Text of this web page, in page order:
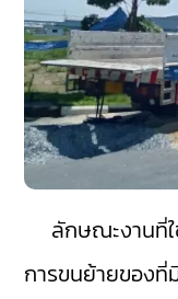
ลักษณะงานที่ใ
การขนย้ายของที่